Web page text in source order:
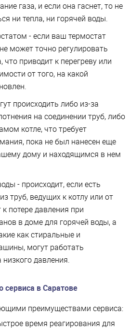
газа, и если она гаснет, то не
ни тепла, ни горячей воды.
- если ваш термостат
может точно регулировать
что приводит к перегреву или
от того, на какой
происходить либо из-за
на соединении труб, либо
котле, что требует
пока не был нанесен еще
дому и находящимся в нем
- происходит, если есть
труб, ведущих к котлу или от
к потере давления при
в доме для горячей воды, а
как стиральные и
могут работать
давления.
в Саратове
преимуществами сервиса:
время реагирования для